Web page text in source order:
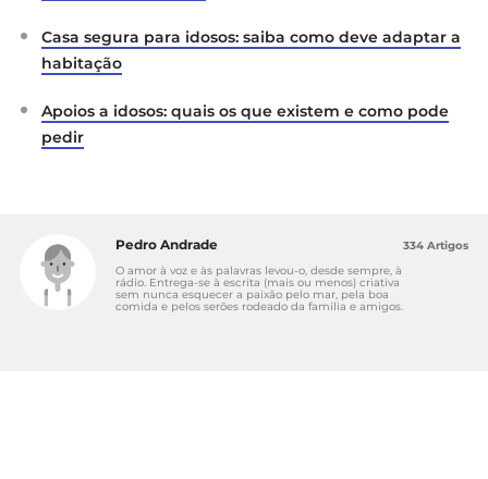
Casa segura para idosos: saiba como deve adaptar a
habitação
Apoios a idosos: quais os que existem e como pode
pedir
Pedro Andrade
O amor à voz e às palavras levou-o, desde sempre, à
rádio. Entrega-se à escrita (mais ou menos) criativa
sem nunca esquecer a paixão pelo mar, pela boa
comida e pelos serões rodeado da família e amigos.
334 Artigos